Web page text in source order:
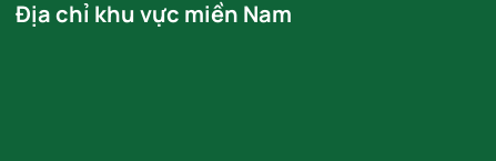
Địa chỉ khu vực miền Nam